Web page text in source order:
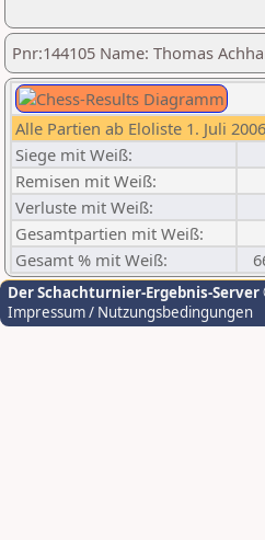
Pnr:144105 Name: Thomas
Alle Partien ab Eloliste 1. Juli 2006
Siege mit Weiß:
Remisen mit Weiß:
Verluste mit Weiß:
Gesamtpartien mit Weiß:
Gesamt % mit Weiß:
Der Schachturnier-Ergebnis-Server
Impressum / Nutzungsbedingungen